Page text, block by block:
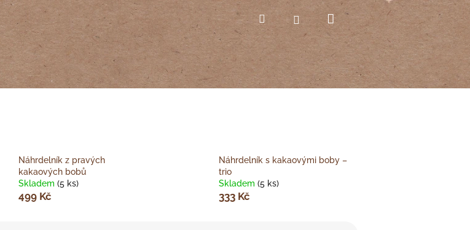
Hledat PřihlášeníNákupní
košík
Náhrdelník z pravých
kakaových bobů
Skladem (5 ks)
499 Kč
Náhrdelník s kakaovými boby –
trio
Skladem(5 ks)
333 Kč